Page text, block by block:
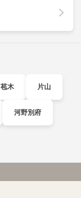
苞木 片山
河野別府